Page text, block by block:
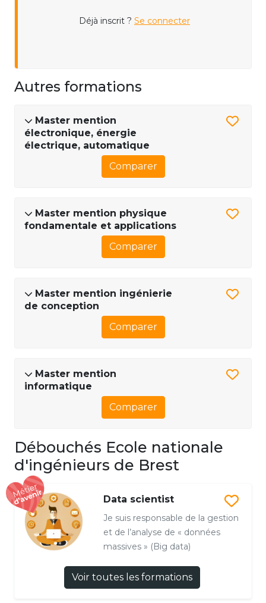
Déjà inscrit ? Se connecter
Autres formations
Master mention
électronique, énergie
électrique, automatique
Comparer
Master mention physique
fondamentale et applications
Comparer
Master mention ingénierie
de conception
Comparer
Master mention
informatique
Comparer
Débouchés Ecole nationale
d'ingénieurs de Brest
Data scientist
Je suis responsable de la gestion
et de l’analyse de « données
massives » (Big data)
Voir toutes les formations